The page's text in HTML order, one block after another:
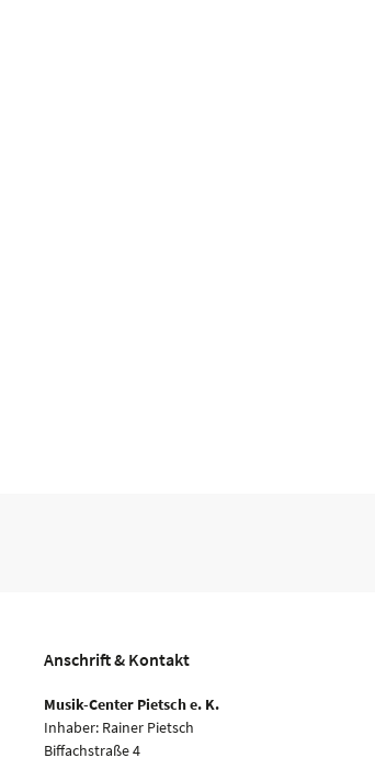
Anschrift & Kontakt
Musik-Center Pietsch e. K.
Inhaber: Rainer Pietsch
Biffachstraße 4